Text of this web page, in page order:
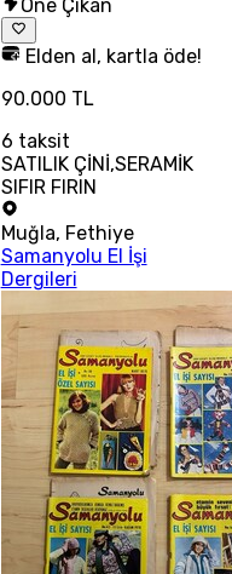
Öne Çıkan
Elden al, kartla öde!
90.000 TL
6 taksit
SATILIK ÇİNİ,SERAMİK
SIFIR FIRIN
Muğla, Fethiye
Samanyolu El İşi
Dergileri